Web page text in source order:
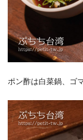
ポン酢は白菜鍋、ゴ